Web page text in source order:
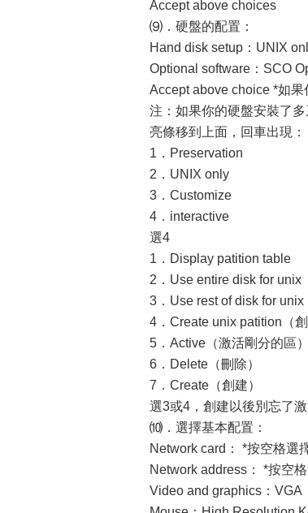
Accept above choices
⑼．硬盤的配置：
Hand disk setup：UNIX
Optional software：SCO
Accept above choice *如
注：如果你的硬盤安裝了
亮條移到上面，回車出現：
1．Preservation
2．UNIX only
3．Customize
4．interactive
選4
1．Display patition table
2．Use entire disk for unix
3．Use rest of disk for unix
4．Create unix patition（創
5．Active（激活剛分的區）
6．Delete（刪除）
7．Create（創建）
選3或4，創建以後別忘了
⑽．選擇基本配置：
Network card： *按空格選
Network address： *按空
Video and graphics：VGA